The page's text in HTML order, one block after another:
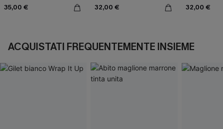
35,00 € 32,00 € 32,00 €
ACQUISTATI FREQUENTEMENTE INSIEME